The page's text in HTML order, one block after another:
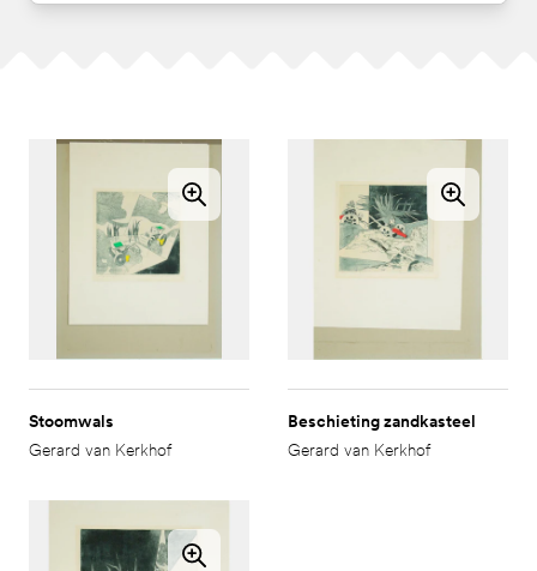
Stoomwals
Gerard van Kerkhof
Beschieting zandkasteel
Gerard van Kerkhof